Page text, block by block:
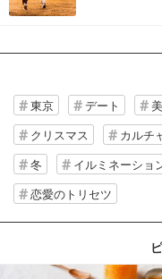
東京 デート
クリスマス
カルチ
冬
イルミネーショ
恋愛のトリセツ